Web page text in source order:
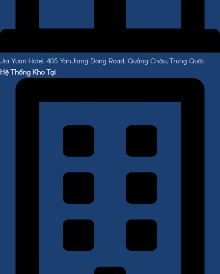
Jia Yuan Hotel, 405 YanJiang Dong Road, Quảng Châu, Trung Quốc
Hệ Thống Kho Tại